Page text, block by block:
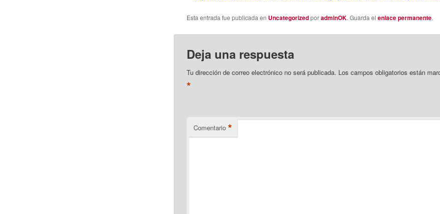
Esta entrada fue publicada en UncategorizedporadminOK. Guarda el enlace permanente.
Deja una respuesta
Tu dirección de correo electrónico no será publicada. Los campos obligatorios están
*
Comentario *